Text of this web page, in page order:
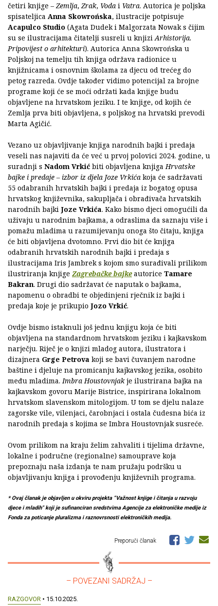
četiri knjige – Zemlja, Zrak, Voda i Vatra. Autorica je poljska
spisateljica Anna Skowrońska, ilustracije potpisuje
Acapulco Studio (Agata Dudek i Malgorzata Nowak s čijim
su se ilustracijama čitatelji susreli u knjizi Arhistorija.
Pripovijest o arhitekturi). Autorica Anna Skowrońska u
Poljskoj na temelju tih knjiga održava radionice u
knjižnicama i osnovnim školama za djecu od trećeg do
petog razreda. Ovdje također vidimo potencijal za brojne
programe koji će se moći održati kada knjige budu
objavljene na hrvatskom jeziku. I te knjige, od kojih će
Zemlja prva biti objavljena, s poljskog na hrvatski prevodi
Marta Agičić.
Vezano uz objavljivanje knjiga narodnih bajki i predaja
veseli nas najaviti da će već u prvoj polovici 2024. godine, u
suradnji s Nadom Vrkić biti objavljena knjiga Hrvatske
bajke i predaje – izbor iz djela Joze Vrkića koja će sadržavati
55 odabranih hrvatskih bajki i predaja iz bogatog opusa
hrvatskog književnika, sakupljača i obrađivača hrvatskih
narodnih bajki Joze Vrkića. Kako bismo djeci omogućili da
uživaju u narodnim bajkama, a odraslima da saznaju više i
pomažu mladima u razumijevanju onoga što čitaju, knjiga
će biti objavljena dvotomno. Prvi dio bit će knjiga
odabranih hrvatskih narodnih bajki i predaja s
ilustracijama Iris Jambrek s kojom smo surađivali prilikom
ilustriranja knjige Zagrebačke bajkeautorice Tamare
Bakran. Drugi dio sadržavat će naputak o bajkama,
napomenu o obradbi te objedinjeni rječnik iz bajki i
predaja koje je prikupio Jozo Vrkić.
Ovdje bismo istaknuli još jednu knjigu koja će biti
objavljena na standardnom hrvatskom jeziku i kajkavskom
narječju. Riječ je o knjizi mladog autora, ilustratora i
dizajnera Grge Petrova koji se bavi čuvanjem narodne
baštine i djeluje na promicanju kajkavskog jezika, osobito
među mladima. Imbra Houstovnjakje ilustrirana bajka na
kajkavskom govoru Marije Bistrice, inspirirana lokalnom
hrvatskom slavenskom mitologijom. U tom se djelu nalaze
zagorske vile, vilenjaci, čarobnjaci i ostala čudesna bića iz
narodnih predaja s kojima se Imbra Houstovnjak susreće.
Ovom prilikom na kraju želim zahvaliti i tijelima državne,
lokalne i područne (regionalne) samouprave koja
prepoznaju naša izdanja te nam pružaju podršku u
objavljivanju knjiga i provođenju književnih programa.
* Ovaj članak je objavljen u okviru projekta “Važnost knjige i čitanja u razvoju
djece i mladih" koji je sufinanciran sredstvima Agencije za elektroničke medije iz
Fonda za poticanje pluralizma i raznovrsnosti elektroničkih medija.
Preporuči članak
– POVEZANI SADRŽAJ –
RAZGOVOR • 15.10.2025.